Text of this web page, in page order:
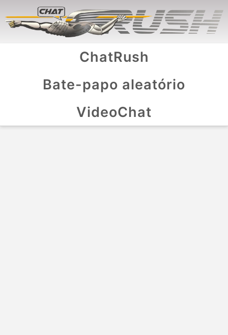
ChatRush
Bate-papo aleatório
VideoChat